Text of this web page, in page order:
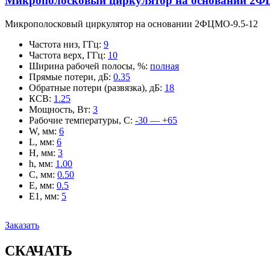
Микрополосковый циркулятор на основании 2ФЦМО-9.5-12
Частота низ, ГГц: 9
Частота верх, ГГц: 10
Ширина рабочей полосы, %: полная
Прямые потери, дБ: 0.35
Обратные потери (развязка), дБ: 18
КСВ: 1.25
Мощность, Вт: 3
Рабочие температуры, С: -30 — +65
W, мм: 6
L, мм: 6
H, мм: 3
h, мм: 1.00
C, мм: 0.50
E, мм: 0.5
E1, мм: 5
Заказать
СКАЧАТЬ